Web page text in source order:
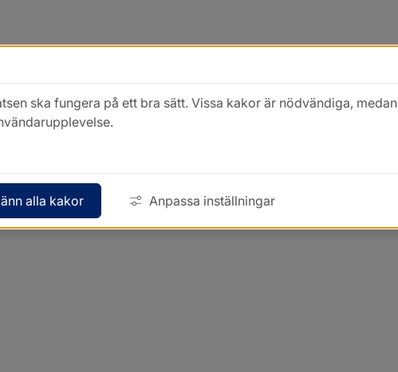
ska fungera på ett bra sätt. Vissa kakor är nödvändiga, medan
alla kakor Anpassa inställningar